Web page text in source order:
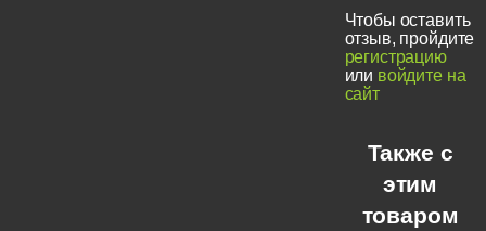
Чтобы оставить
отзыв, пройдите
регистрацию
или войдите на
сайт
Также с
этим
товаром